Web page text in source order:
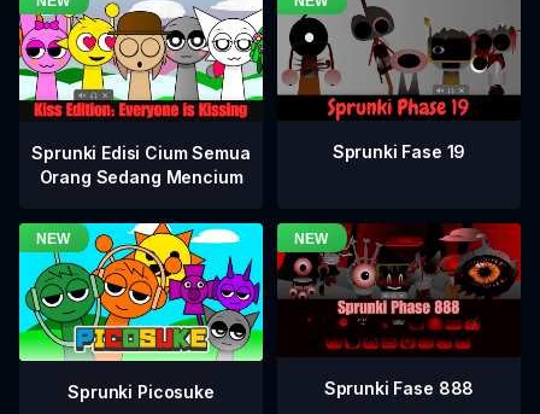
Sprunki Edisi Cium Semua
Orang Sedang Mencium
Sprunki Fase 19
Sprunki Picosuke Sprunki Fase 888